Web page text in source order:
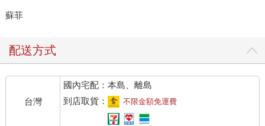
蘇菲
配送方式
台灣
國內宅配：本島、離島
到店取貨：
不限金額免運費